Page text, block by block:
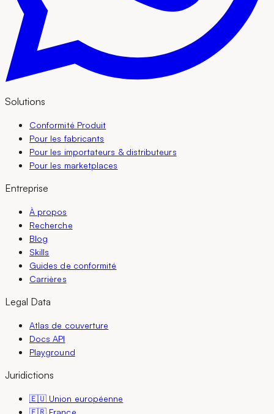
Solutions
Conformité Produit
Pour les fabricants
Pour les importateurs & distributeurs
Pour les marketplaces
Entreprise
À propos
Recherche
Blog
Skills
Guides de conformité
Carrières
Legal Data
Atlas de couverture
Docs API
Playground
Juridictions
🇪🇺 Union européenne